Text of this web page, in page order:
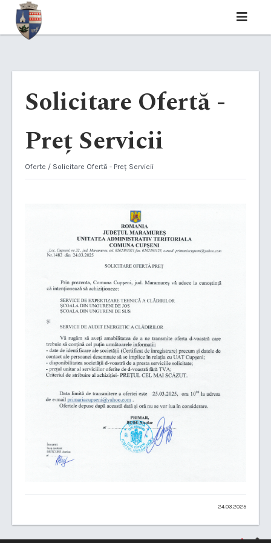
Solicitare Ofertă -
Preț Servicii
Oferte / Solicitare Ofertă - Preț Servicii
24.03.2025